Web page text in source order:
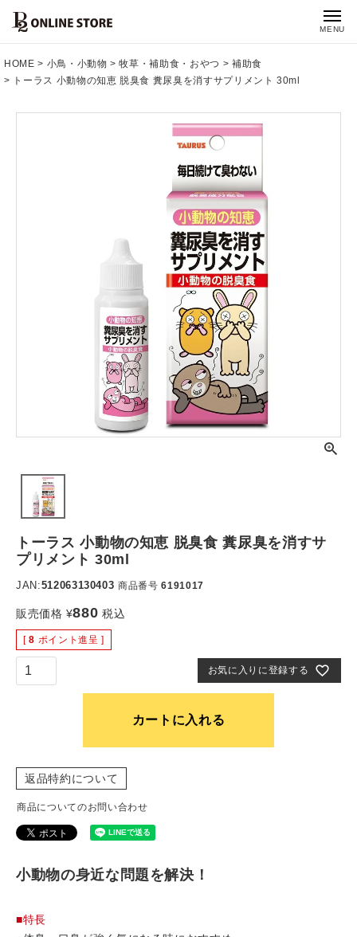
MENU
HOME 小鳥・小動物 牧草・補助食・おやつ
補助食
トーラス 小動物の知恵 脱臭食 糞尿臭を消すサプリメント 30ml
トーラス 小動物の知恵 脱臭食 糞尿臭を消すサ
プリメント 30ml
JAN:512063130403 商品番号 6191017
販売価格 ¥880 税込
[ 8 ポイント進呈 ]
お気に入りに登録する
カートに入れる
返品特約について
商品についてのお問い合わせ
小動物の身近な問題を解決！
■特長